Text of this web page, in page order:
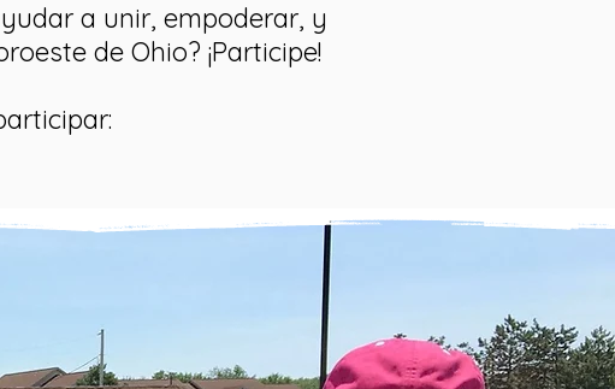
a unir, empoderar, y
de Ohio? ¡Participe!